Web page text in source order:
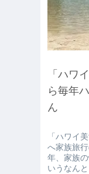
「ハワ
ら毎年
ん
「ハワイ
へ家族旅
年、家族
いうなん